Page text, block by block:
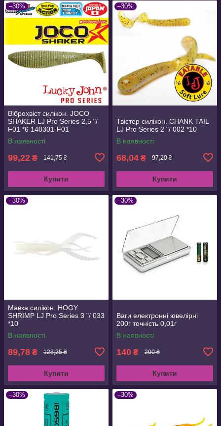
–30%
Віброхвіст силікон. JOCO
SHAKER LJ Pro Series 2,5 "/
F01 *6 140301-F01
В наявності
99,22 ₴ 141,75 ₴
Купити
–30%
Твістер силікон. CHANK TAIL
LJ Pro Series 2 "/ 002 *10
В наявності
68,04 ₴ 97,20 ₴
Купити
–30%
Мавка силікон. HOGY
SHRIMP LJ Pro Series 3 "/ 033
*10
В наявності
89,78 ₴ 128,25 ₴
Купити
–30%
Ваги електронні ювелірні
200г точність 0,01г
В наявності
140 ₴ 200 ₴
Купити
–30% –30%